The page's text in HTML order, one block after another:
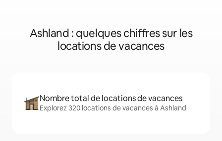
Ashland : quelques chiffres sur les
locations de vacances
Nombre total de locations de vacances
Explorez 320 locations de vacances à Ashland